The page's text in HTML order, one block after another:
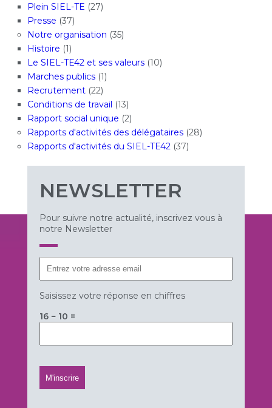
Plein SIEL-TE (27)
Presse (37)
Notre organisation (35)
Histoire (1)
Le SIEL-TE42 et ses valeurs(10)
Marches publics(1)
Recrutement(22)
Conditions de travail (13)
Rapport social unique (2)
Rapports d'activités des délégataires(28)
Rapports d'activités du SIEL-TE42(37)
NEWSLETTER
Pour suivre notre actualité, inscrivez vous à
notre Newsletter
Saisissez votre réponse en chiffres
16 − 10 =